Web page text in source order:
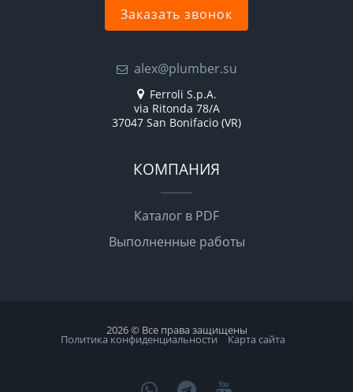
Заказать звонок
alex@plumber.su
Ferroli S.p.A.
via Ritonda 78/A
37047 San Bonifacio (VR)
КОМПАНИЯ
Каталог в PDF
Выполненные работы
2026 © Все права защищены
Политика конфиденциальности Карта сайта